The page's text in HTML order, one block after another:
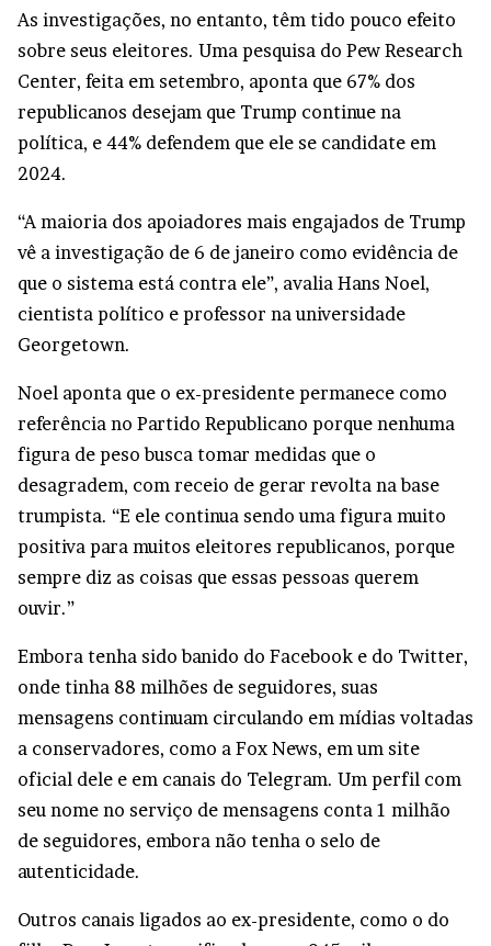
As investigações, no entanto, têm tido pouco efeito
sobre seus eleitores. Uma pesquisa do Pew Research
Center, feita em setembro, aponta que 67% dos
republicanos desejam que Trump continue na
política, e 44% defendem que ele se candidate em
2024.
“A maioria dos apoiadores mais engajados de Trump
vê a investigação de 6 de janeiro como evidência de
que o sistema está contra ele”, avalia Hans Noel,
cientista político e professor na universidade
Georgetown.
Noel aponta que o ex-presidente permanece como
referência no Partido Republicano porque nenhuma
figura de peso busca tomar medidas que o
desagradem, com receio de gerar revolta na base
trumpista. “E ele continua sendo uma figura muito
positiva para muitos eleitores republicanos, porque
sempre diz as coisas que essas pessoas querem
ouvir.”
Embora tenha sido banido do Facebook e do Twitter,
onde tinha 88 milhões de seguidores, suas
mensagens continuam circulando em mídias voltadas
a conservadores, como a Fox News, em um site
oficial dele e em canais do Telegram. Um perfil com
seu nome no serviço de mensagens conta 1 milhão
de seguidores, embora não tenha o selo de
autenticidade.
Outros canais ligados ao ex-presidente, como o do